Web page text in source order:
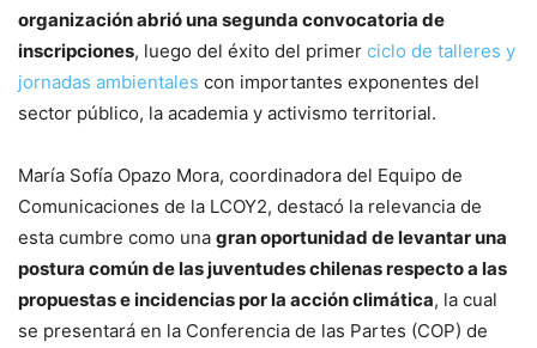
organización abrió una segunda convocatoria de
inscripciones, luego del éxito del primer ciclo de talleres y
jornadas ambientales con importantes exponentes del
sector público, la academia y activismo territorial.
María Sofía Opazo Mora, coordinadora del Equipo de
Comunicaciones de la LCOY2, destacó la relevancia de
esta cumbre como una gran oportunidad de levantar una
postura común de las juventudes chilenas respecto a las
propuestas e incidencias por la acción climática, la cual
se presentará en la Conferencia de las Partes (COP) de